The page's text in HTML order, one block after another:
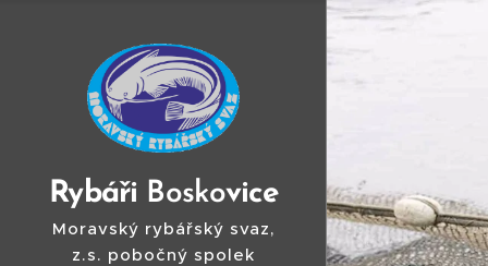
Rybáři Boskovice
Moravský rybářský svaz,
z.s. pobočný spolek